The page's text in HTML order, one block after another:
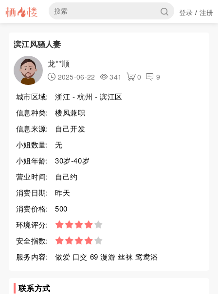
登录 / 注册
滨江风骚人妻
龙**顺
2025-06-22 341 0 9
城市区域:
浙江 - 杭州 - 滨江区
信息种类:
楼凤兼职
信息来源:
自己开发
小姐数量:
无
小姐年龄:
30岁-40岁
营业时间:
自己约
消费日期:
昨天
消费价格:
500
环境评分:
安全指数:
服务内容:
做爱 口交 69 漫游 丝袜 鸳鸯浴
联系方式